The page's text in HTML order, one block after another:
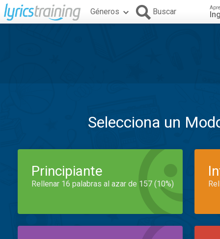
Géneros Buscar
Selecciona un
Principiante
Rellenar 16 palabras al azar de 157 (10%)